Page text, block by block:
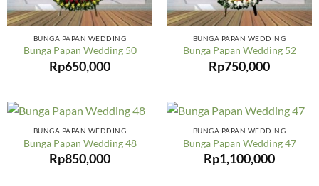
BUNGA PAPAN WEDDING
Bunga Papan Wedding 50
Rp650,000
BUNGA PAPAN WEDDING
Bunga Papan Wedding 52
Rp750,000
BUNGA PAPAN WEDDING
Bunga Papan Wedding 48
Rp850,000
BUNGA PAPAN WEDDING
Bunga Papan Wedding 47
Rp1,100,000